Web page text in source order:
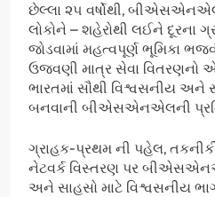
છેલ્લા ૨૫ વર્ષોથી,
લોકોને – શહેરોથી લઈને દૂરના
જોડવામાં મહત્વપૂર્ણ ભૂમિકા
ઉજવણી માત્ર સેવા વિતરણનો
ભારતમાં સૌથી વિશ્વસનીય અને
બનવાની બીએસએનએલની
ગ્રાહક-પ્રથમ ની પહેલ,
નેટવર્ક વિસ્તરણ પર
અને સાહસો માટે વિશ્વસનીય